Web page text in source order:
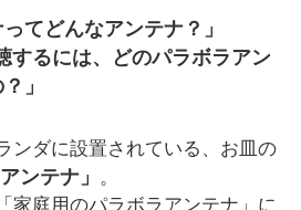
てどんなアンテナ？」
するには、どのパラボラアン
」
ンダに設置されている、お皿の
ンテナ」 。
家庭用のパラボラアンテナ」に